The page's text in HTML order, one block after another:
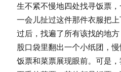
生不紧不慢地四处找寻饭票
一会儿扯过这件那件衣服把
过后，找遍了所有该找的地
股口袋里翻出一个小纸团，
饭票和菜票展现眼前。可是